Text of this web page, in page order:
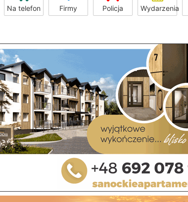
Na telefon Firmy Policja Wydarzenia